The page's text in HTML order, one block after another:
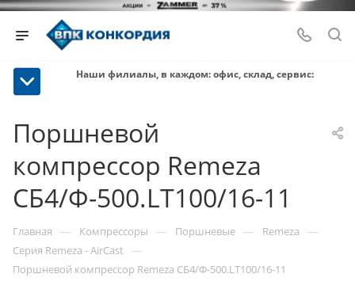
Наши филиалы, в каждом: офис, склад, сервис:
Поршневой
компрессор Remeza
СБ4/Ф-500.LT100/16-11
Главная — Компрессоры — Поршневые — Remeza —
Серия Remeza - AirCast —
Поршневой компрессор Remeza СБ4/Ф-500.LT100/16-11